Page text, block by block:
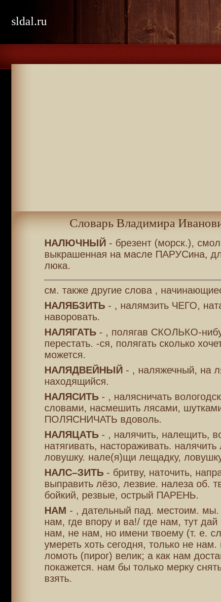
sldal.ru
Словарь Владимира
НАЛЮЧНЫЙ - брезент (морск.),
выкрашенная на масле ПАРУСина,
люка.
см. также другие слова ,
НАЛЯБЗИТЬ- , налямзить ЧЕГО,
наворовать.
НАЛЯГАТЬ- , полягав СКОЛЬКО-
перестать. -ся, полягать сколько
можется.
НАЛЯДВЕЙНЫЙ - , наляжечный, на
находящийся.
НАЛЯСИТЬ- , налясничать
словами, насмешить лясами,
ПОЛЯСНИЧАТЬ вдоволь.
НАЛЯЦАТЬ- , налячить, налещить,
натягивать, настораживать.
ловушку. нале(я)щи лещадку,
НАЛС–ЗИТЬ- бритву, наточить,
выправить лёзо, лезвие. налеза об.
бойкий, резвые, острый ПАРЕНЬ.
НАМ - , дательный пад. местоим.
нам, где впору и ва!/ где нам, тут
нам, не нам, но имени твоему (т. е.
умереть хоть сегодня, только не нам.
ломоть (пирог) велик; а как нам
покажется. нам бы только мерку
взять.